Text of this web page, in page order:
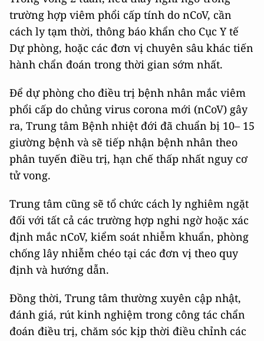
trường hợp viêm phổi cấp tính do nCoV, cần
cách ly tạm thời, thông báo khẩn cho Cục Y tế
Dự phòng, hoặc các đơn vị chuyên sâu khác tiến
hành chẩn đoán trong thời gian sớm nhất.
Để dự phòng cho điều trị bệnh nhân mắc viêm
phổi cấp do chủng virus corona mới (nCoV) gây
ra, Trung tâm Bệnh nhiệt đới đã chuẩn bị 10– 15
giường bệnh và sẽ tiếp nhận bệnh nhân theo
phân tuyến điều trị, hạn chế thấp nhất nguy cơ
tử vong.
Trung tâm cũng sẽ tổ chức cách ly nghiêm ngặt
đối với tất cả các trường hợp nghi ngờ hoặc xác
định mắc nCoV, kiểm soát nhiễm khuẩn, phòng
chống lây nhiễm chéo tại các đơn vị theo quy
định và hướng dẫn.
Đồng thời, Trung tâm thường xuyên cập nhật,
đánh giá, rút kinh nghiệm trong công tác chẩn
đoán điều trị, chăm sóc kịp thời điều chỉnh các